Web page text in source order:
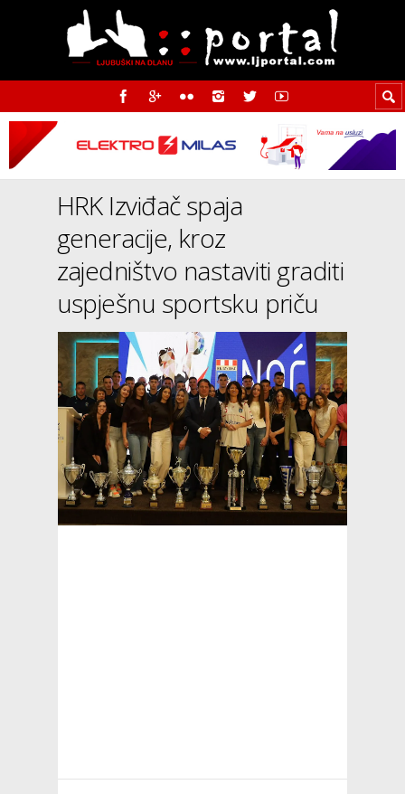
HRK Izviđač spaja
generacije, kroz
zajedništvo nastaviti graditi
uspješnu sportsku priču